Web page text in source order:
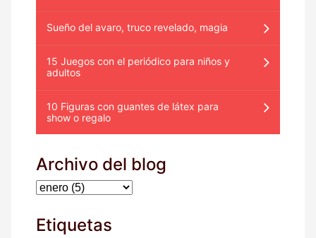
Sueño del avaro, truco revelado, magia
15 Juegos con el periódico para niños y
adultos
10 Figuras con guantes de látex para
show o regalo
Archivo del blog
Etiquetas